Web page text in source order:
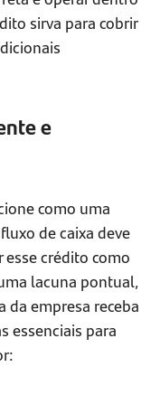
sirva para cobrir
e
como uma
de caixa deve
esse crédito como
lacuna pontual,
da empresa receba
essenciais para